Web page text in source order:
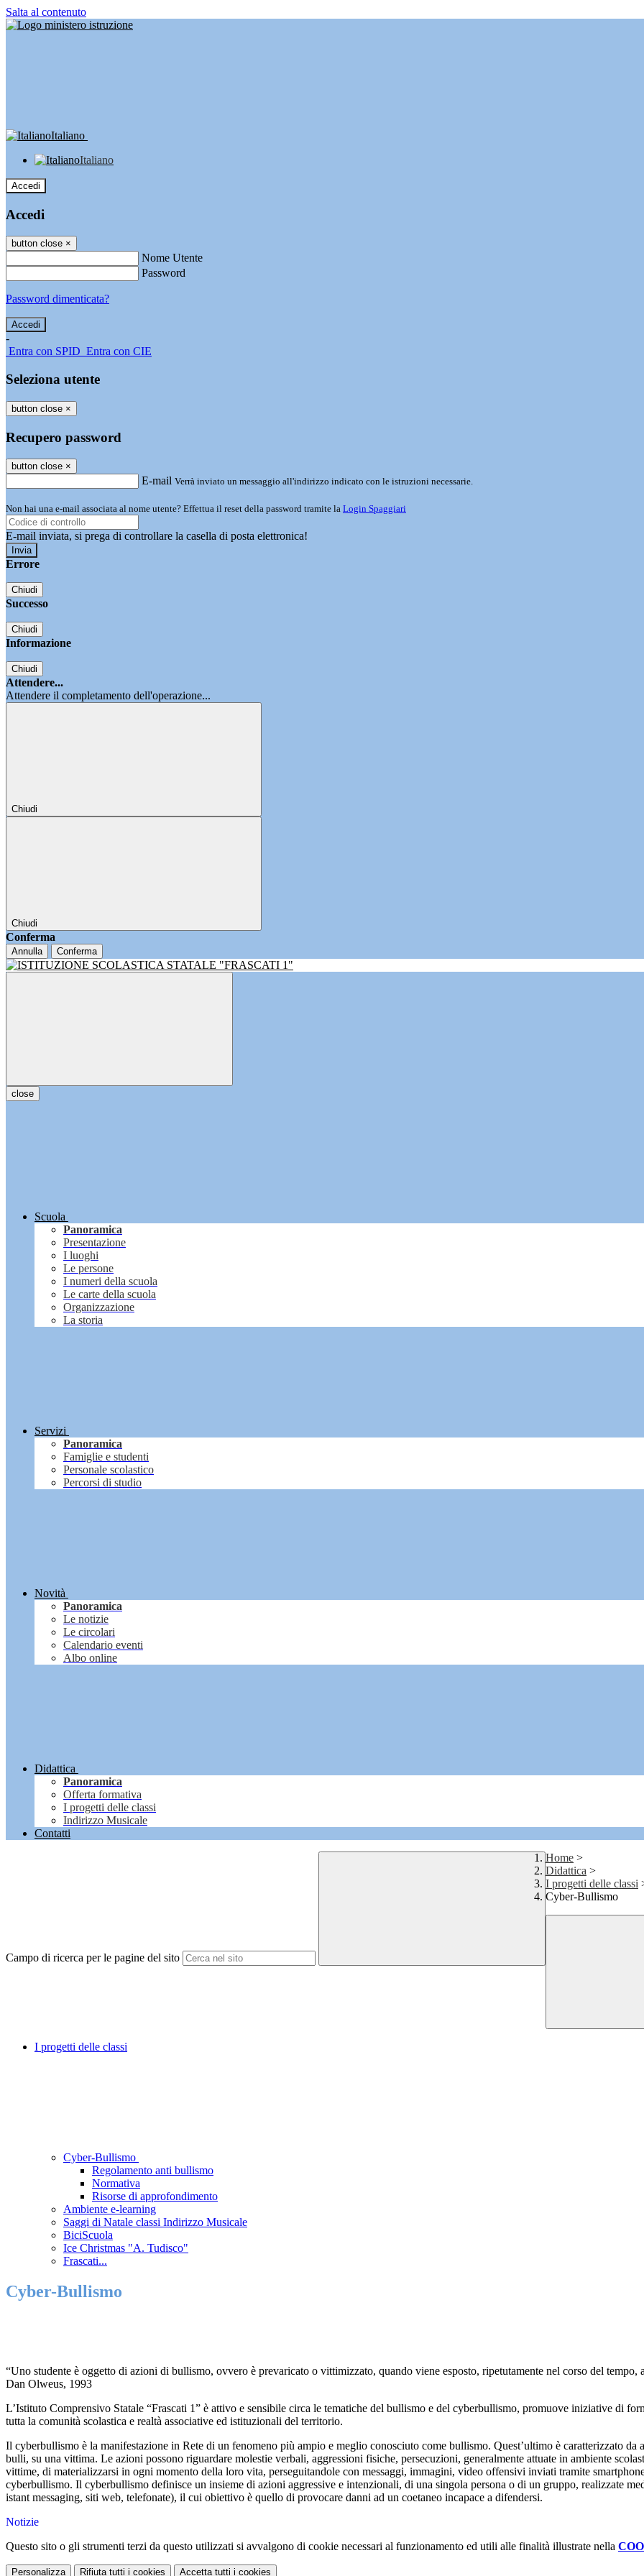
Salta al contenuto
Italiano
Italiano
Accedi
Accedi
button close ×
Nome Utente
Password
Password dimenticata?
-
Entra con SPID Entra con CIE
Seleziona utente
button close ×
Recupero password
button close ×
E-mail Verrà inviato un messaggio all'indirizzo indicato con le istruzioni necessarie.
Non hai una e-mail associata al nome utente? Effettua il reset della password tramite la Login Spaggiari
E-mail inviata, si prega di controllare la casella di posta elettronica!
Errore
Chiudi
Successo
Chiudi
Informazione
Chiudi
Attendere...
Attendere il completamento dell'operazione...
Chiudi
Chiudi
Conferma
Annulla Conferma
close
Scuola
Panoramica
Presentazione
I luoghi
Le persone
I numeri della scuola
Le carte della scuola
Organizzazione
La storia
Servizi
Panoramica
Famiglie e studenti
Personale scolastico
Percorsi di studio
Novità
Panoramica
Le notizie
Le circolari
Calendario eventi
Albo online
Didattica
Panoramica
Offerta formativa
I progetti delle classi
Indirizzo Musicale
Contatti
Campo di ricerca per le pagine del sito
Home >
Didattica >
I progetti delle classi
Cyber-Bullismo
I progetti delle classi
Cyber-Bullismo
Regolamento anti bullismo
Normativa
Risorse di approfondimento
Ambiente e-learning
Saggi di Natale classi Indirizzo Musicale
BiciScuola
Ice Christmas "A. Tudisco"
Frascati...
Cyber-Bullismo
“Uno studente è oggetto di azioni di bullismo, ovvero è prevaricato o vittimizzato, quando viene esposto, ripetutamente nel corso del
Dan Olweus, 1993
L’Istituto Comprensivo Statale “Frascati 1” è attivo e sensibile circa le tematiche del bullismo e del cyberbullismo, promuove iniziative di
tutta la comunità scolastica e realtà associative ed istituzionali del territorio.
Il cyberbullismo è la manifestazione in Rete di un fenomeno più ampio e meglio conosciuto come bullismo. Quest’ultimo è caratterizzato
bulli, su una vittima. Le azioni possono riguardare molestie verbali, aggressioni fisiche, persecuzioni, generalmente attuate in ambiente
vittime, di materializzarsi in ogni momento della loro vita, perseguitandole con messaggi, immagini, video offensivi inviati tramite
cyberbullismo. Il cyberbullismo definisce un insieme di azioni aggressive e intenzionali, di una singola persona o di un gruppo, realizzate
istant messaging, siti web, telefonate), il cui obiettivo è quello di provocare danni ad un coetaneo incapace a difendersi.
Notizie
Questo sito o gli strumenti terzi da questo utilizzati si avvalgono di cookie necessari al funzionamento ed utili alle finalità illustrate nella
Personalizza Rifiuta tutti i cookies Accetta tutti i cookies